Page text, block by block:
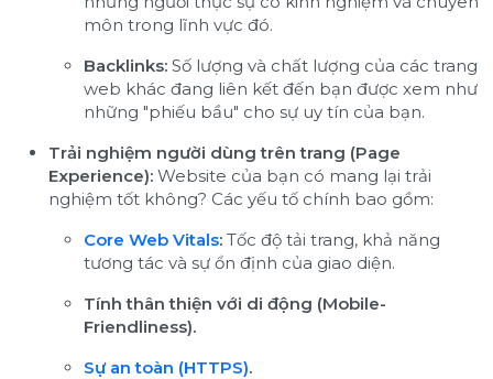
môn trong lĩnh vực đó.
Backlinks: Số lượng và chất lượng của các trang
web khác đang liên kết đến bạn được xem như
những "phiếu bầu" cho sự uy tín của bạn.
Trải nghiệm người dùng trên trang (Page
Experience): Website của bạn có mang lại trải
nghiệm tốt không? Các yếu tố chính bao gồm:
Core Web Vitals: Tốc độ tải trang, khả năng
tương tác và sự ổn định của giao diện.
Tính thân thiện với di động (Mobile-
Friendliness).
Sự an toàn (HTTPS).